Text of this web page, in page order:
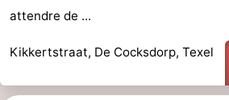
attendre de ...
Kikkertstraat, De Cocksdorp, Texel